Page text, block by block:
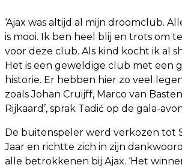
‘Ajax was altijd al mijn droomclub.
is mooi. Ik ben heel blij en trots om
voor deze club. Als kind kocht ik al
Het is een geweldige club met een
historie. Er hebben hier zo veel
zoals Johan Cruijff, Marco van
Rijkaard’, sprak Tadić op de gala-
De buitenspeler werd verkozen tot
Jaar en richtte zich in zijn
alle betrokkenen bij Ajax. ‘Het